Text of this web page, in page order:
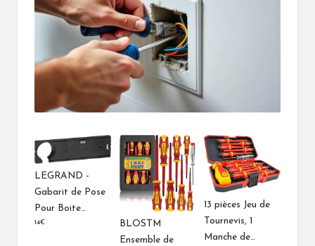
LEGRAND -
Gabarit de Pose
Pour Boite
Encastrement
14€
BLOSTM
Ensemble de
13 pièces Jeu de
Tournevis, 1
Manche de